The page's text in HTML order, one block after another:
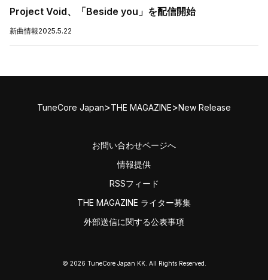
Project Void、「Beside you」を配信開始
新曲情報2025.5.22
TuneCore Japan>THE MAGAZINE>New Release
お問い合わせページへ
情報提供
RSSフィード
THE MAGAZINE ライター募集
外部送信に関する公表事項
© 2026 TuneCore Japan KK. All Rights Reserved.